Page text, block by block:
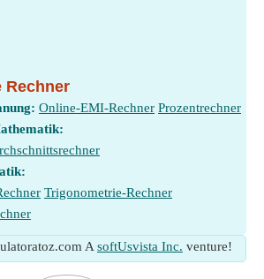
Rechner
Online-EMI-Rechner Prozentrechner
Trigonometrie-Rechner
A softUsvista Inc. venture!